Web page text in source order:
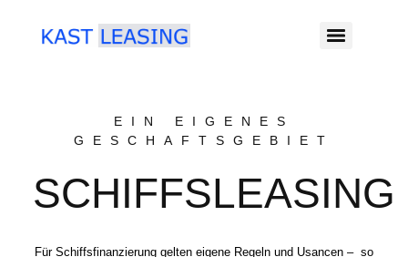
EIN EIGENES
GESCHAFTSGEBIET
SCHIFFSLEASING
Für Schiffsfinanzierung gelten eigene Regeln und Usancen – so